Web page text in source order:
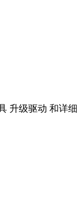
升级驱动 和详